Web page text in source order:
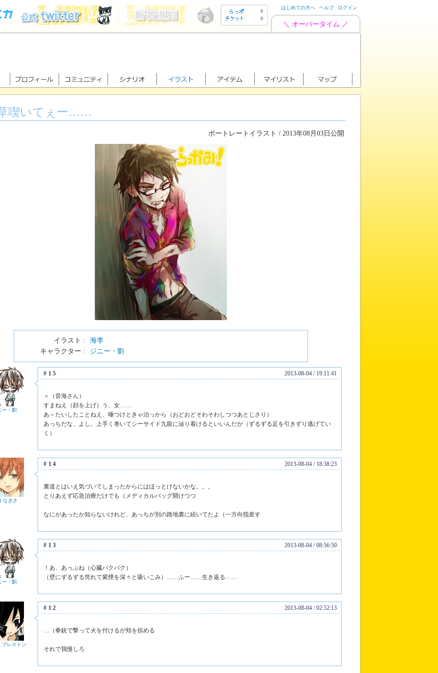
0
0
はじめての方へ ヘルプ ログイン
＼ オーバータイム ／
喫いてぇー……
ポートレートイラスト / 2013年08月03日公開
イラスト :
海李
キャラクター :
ジニー・劉
ー・劉
#15 2013-08-04 / 19:11:41
＞（音海さん）
すまねえ（顔を上げ）う、女……
あ～たいしたことねえ、唾つけときゃ治っから（おどおどそわそわしつつあとじさり）
あっちだな、よし。上手く巻いてシーサイド九龍に辿り着けるといいんだが（ずるずる足を引きずり逃げてい
く）
なぎさ
#14 2013-08-04 / 18:38:23
裏道とはいえ気づいてしまったからにはほっとけないかな。。。
とりあえず応急治療だけでも（メディカルバッグ開けつつ
なにがあったか知らないけれど、あっちが別の路地裏に続いてたよ（一方向指差す
ー・劉
#13 2013-08-04 / 08:56:50
！あ、あっぶね（心臓バクバク）
（壁にずるずる凭れて紫煙を深々と吸いこみ）……ふー……生き返る……
プレストン
#12 2013-08-04 / 02:52:13
…（拳銃で撃って火を付けるが頬を掠める
それで我慢しろ